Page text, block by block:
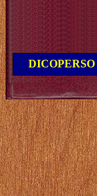
DICOPERSO